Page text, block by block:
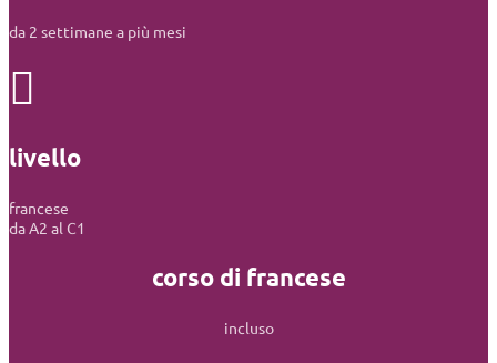
da 2 settimane a più mesi
livello
francese
da A2 al C1
corso di francese
incluso